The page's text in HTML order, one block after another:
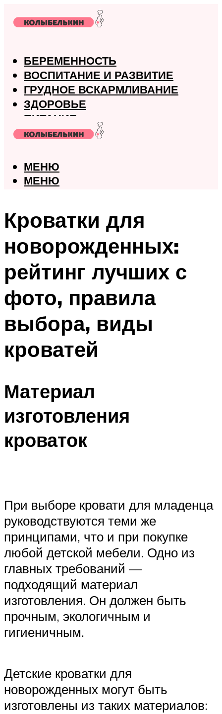
БЕРЕМЕННОСТЬ
ВОСПИТАНИЕ И РАЗВИТИЕ
ГРУДНОЕ ВСКАРМЛИВАНИЕ
ЗДОРОВЬЕ
ПИТАНИЕ
РОДЫ
МЕНЮ
МЕНЮ
Кроватки для
новорожденных:
рейтинг лучших с
фото, правила
выбора, виды
кроватей
Материал
изготовления
кроваток
При выборе кровати для младенца
руководствуются теми же
принципами, что и при покупке
любой детской мебели. Одно из
главных требований —
подходящий материал
изготовления. Он должен быть
прочным, экологичным и
гигиеничным.
Детские кроватки для
новорожденных могут быть
изготовлены из таких материалов: